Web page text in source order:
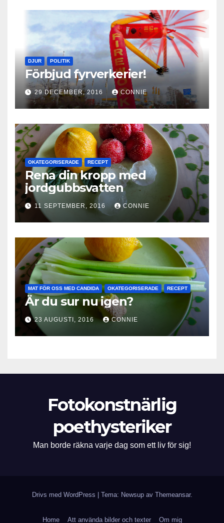
DJUR POLITIK
Förbjud fyrverkerier!
29 DECEMBER, 2016 CONNIE
OKATEGORISERADE RECEPT
Rena din kropp med
jordgubbsvatten
11 SEPTEMBER, 2016 CONNIE
MAT FÖR OSS MED CANDIDA OKATEGORISERADE RECEPT
Är du sur nu igen?
23 AUGUSTI, 2016 CONNIE
Fotokonstnärlig
poethysteriker
Man borde räkna varje dag som ett liv för sig!
Drivs med WordPress Tema: Newsup av Themeansar.
Home Att använda bilder och texter Om mig